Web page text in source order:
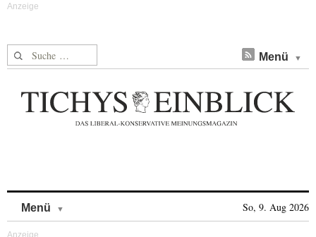
Suche nach: Menü
Menü So, 9. Aug 2026